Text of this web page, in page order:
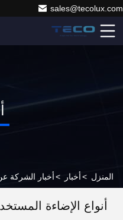
sales@tecolux.com
المنزل >أخبار >
أنواع الإضاءة